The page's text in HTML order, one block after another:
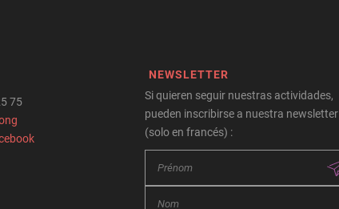
75
NEWSLETTER
Si quieren seguir nuestras actividades,
pueden inscribirse a nuestra newsletter
(solo en francés) :